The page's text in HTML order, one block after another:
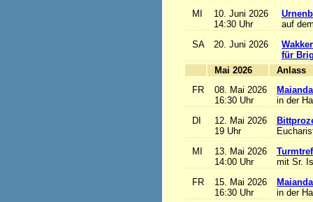
MI
10. Juni 2026
14:30 Uhr
auf
SA
20. Juni 2026
für
Mai 2026
FR
08. Mai 2026
16:30 Uhr
in der
DI
12. Mai 2026
19 Uhr
MI
13. Mai 2026
14:00 Uhr
mit Sr.
FR
15. Mai 2026
16:30 Uhr
in der